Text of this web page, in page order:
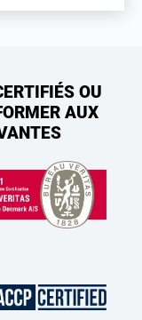
OU
AUX